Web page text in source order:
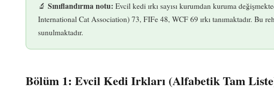
🔬 Sınıflandırma notu: Evcil kedi ırkı sayısı kurumdan kuruma
International Cat Association) 73, FIFe 48, WCF 69 ırkı tanımaktadır. Bu
sunulmaktadır.
Bölüm 1: Evcil Kedi Irkları (Alfabetik Tam